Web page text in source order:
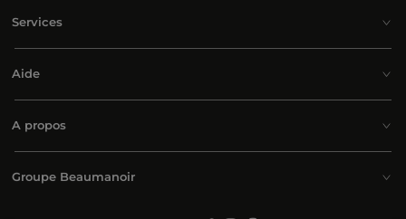
Services
Aide
A propos
Groupe Beaumanoir